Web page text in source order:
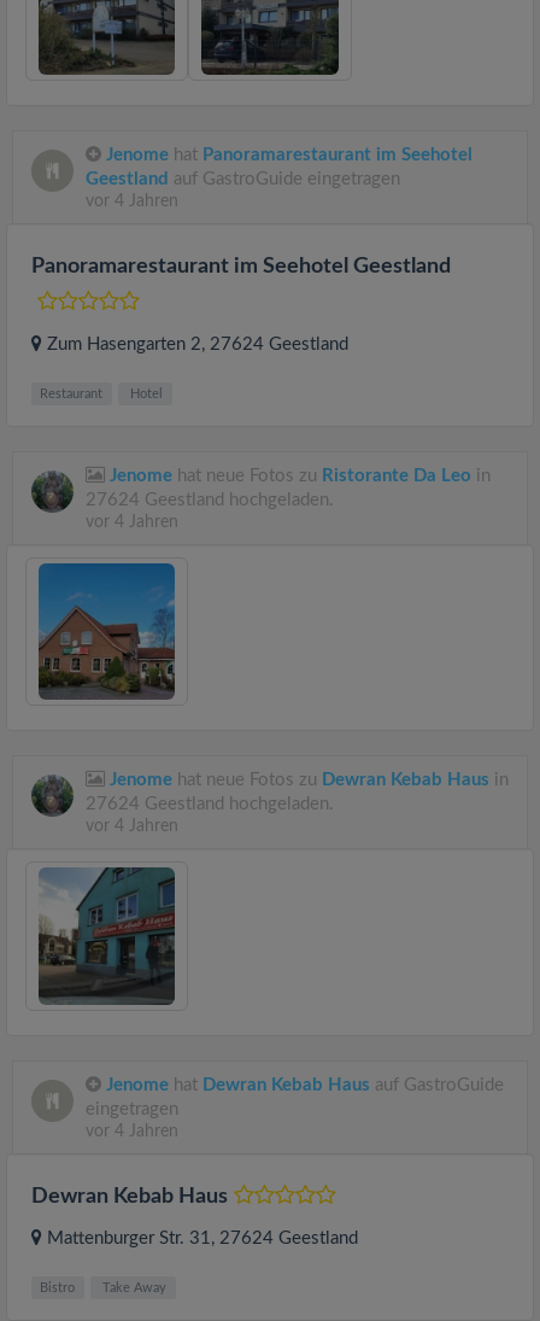
Jenome hat Panoramarestaurant im Seehotel
Geestland auf GastroGuide eingetragen
vor 4 Jahren
Panoramarestaurant im Seehotel Geestland
Zum Hasengarten 2, 27624 Geestland
Restaurant Hotel
Jenome hat neue Fotos zu Ristorante Da Leo in
27624 Geestland hochgeladen.
vor 4 Jahren
Jenome hat neue Fotos zu Dewran Kebab Haus in
27624 Geestland hochgeladen.
vor 4 Jahren
Jenome hat Dewran Kebab Haus auf GastroGuide
eingetragen
vor 4 Jahren
Dewran Kebab Haus
Mattenburger Str. 31 , 27624 Geestland
Bistro Take Away